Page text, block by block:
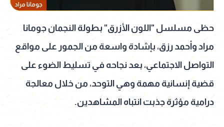
جومانا مراد
حظى مسلسل "اللون الأزرق" بطولة النجمان جومانا
مراد وأحمد رزق، بإشادة واسعة من الجمور على مواقع
التواصل الاجتماعي، بعد نجاحه في تسليط الضوء على
قضية إنسانية مهمة وهي التوحد، من خلال معالجة
درامية مؤثرة جذبت انتباه المشاهدين.